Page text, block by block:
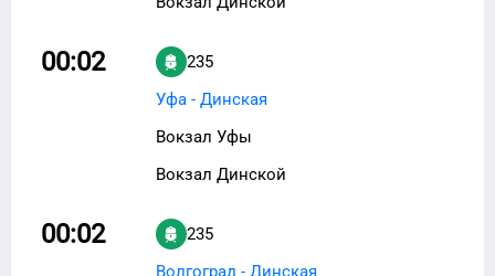
00:02
235
Уфа - Динская
Вокзал Уфы
Вокзал Динской
00:02
235
Волгоград - Динская